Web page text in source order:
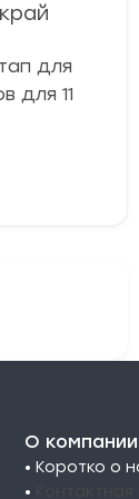
для
для 11
О
• Коротко о
•